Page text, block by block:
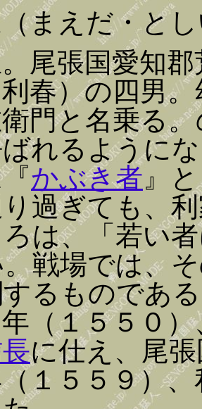
まえだ・と
尾張国愛知
春）の四男
門と名乗る
れるように
かぶき者 』
過ぎても、
は、「若い
戦場では、
するものであ
（１５５０
に仕え、尾
１５５９）